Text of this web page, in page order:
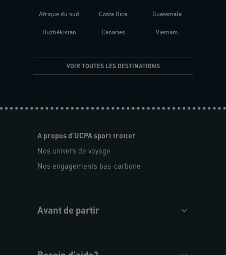
Afrique du sud
Ouzbékistan
Costa Rica
Canaries
Guatemala
Vietnam
VOIR TOUTES LES DESTINATIONS
A propos d'UCPA sport trotter
Nos univers de voyage
Nos engagements bas-carbone
Avant de partir